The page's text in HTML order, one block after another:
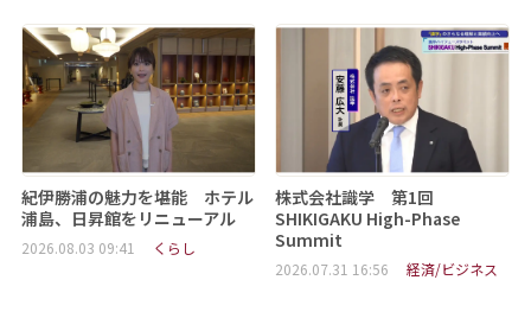
紀伊勝浦の魅力を堪能 ホテル
浦島、日昇館をリニューアル
2026.08.03 09:41 くらし
株式会社識学 第1回
SHIKIGAKU High-Phase
Summit
2026.07.31 16:56 経済/ビジネス